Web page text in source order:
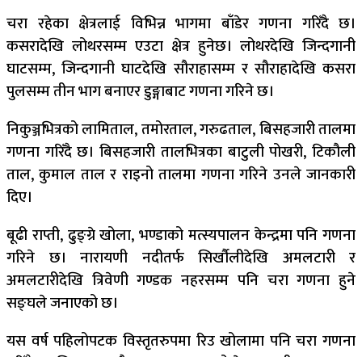
चरा रहेका क्षेत्रलाई विभिन्न भागमा बाँडेर गणना गरिँदै छ।
कसरादेखि लोथरसम्म एउटा क्षेत्र हुनेछ। लोथरदेखि जिन्दगानी
घाटसम्म, जिन्दगानी घाटदेखि सौराहासम्म र सौराहादेखि कसरा
पुलसम्म तीन भाग बनाएर डुङ्गाबाट गणना गरिने छ।
निकुञ्जभित्रको लामिताल, तमोरताल, गरुढताल, बिसहजारी तालमा
गणना गरिँदै छ। बिसहजारी तालभित्रका बाटुली पोखरी, टिकौली
ताल, कुमाल ताल र राइनो तालमा गणना गरिने उनले जानकारी
दिए।
बूढी राप्ती, ढुङ्ग्रे खोला, भण्डाको मत्स्यपालन केन्द्रमा पनि गणना
गरिने छ। नारायणी नदीतर्फ सिर्खौलीदेखि अमलटारी र
अमलटारीदेखि त्रिवेणी गण्डक नहरसम्म पनि चरा गणना हुने
सङ्घले जनाएको छ।
यस वर्ष पहिलोपटक विस्तृतरुपमा रिउ खोलामा पनि चरा गणना